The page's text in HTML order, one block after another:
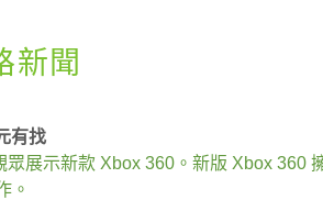
新聞
有找
展示新款 Xbox 360。新版 Xbox 360
。